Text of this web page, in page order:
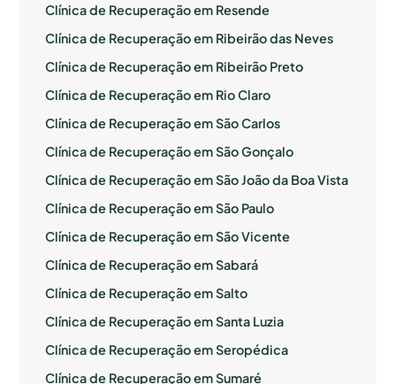
Clínica de Recuperação em Resende
Clínica de Recuperação em Ribeirão das Neves
Clínica de Recuperação em Ribeirão Preto
Clínica de Recuperação em Rio Claro
Clínica de Recuperação em São Carlos
Clínica de Recuperação em São Gonçalo
Clínica de Recuperação em São João da Boa Vista
Clínica de Recuperação em São Paulo
Clínica de Recuperação em São Vicente
Clínica de Recuperação em Sabará
Clínica de Recuperação em Salto
Clínica de Recuperação em Santa Luzia
Clínica de Recuperação em Seropédica
Clínica de Recuperação em Sumaré